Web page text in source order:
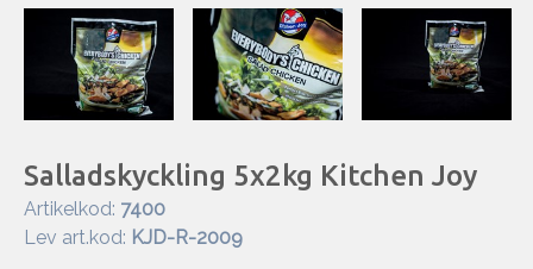
Salladskyckling 5x2kg Kitchen Joy
Artikelkod: 7400
Lev art.kod: KJD-R-2009